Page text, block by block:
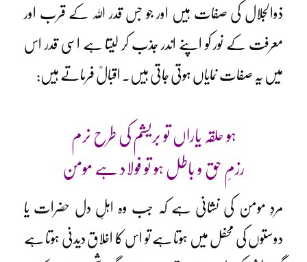
ذوالجلال کی صفات ہیں اور جو جس قدر اللہ کے قرب اور
معرفت کے نور کو اپنے اندر جذب کر لیتا ہے اسی قدر اس
میں یہ صفات نمایاں ہوتی جاتی ہیں۔ اقبالؒ فرماتے ہیں:
ہو حلقہ یاراں تو بریشم کی طرح نرم
رزمِ حق و باطل ہو تو فولاد ہے مومن
مردِ مومن کی نشانی ہے کہ جب وہ اہلِ دل حضرات یا
دوستوں کی محفل میں ہوتا ہے تو اس کا اخلاق دیدنی ہوتا ہے